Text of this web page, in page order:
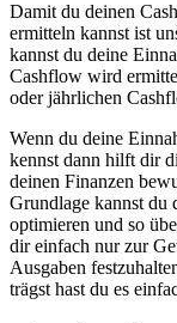
Damit du deinen
ermitteln kannst ist
kannst du deine
Cashflow wird
oder jährlichen
Wenn du deine
kennst dann hilft dir
deinen Finanzen
Grundlage kannst du
optimieren und so
dir einfach nur zur
Ausgaben
trägst hast du es